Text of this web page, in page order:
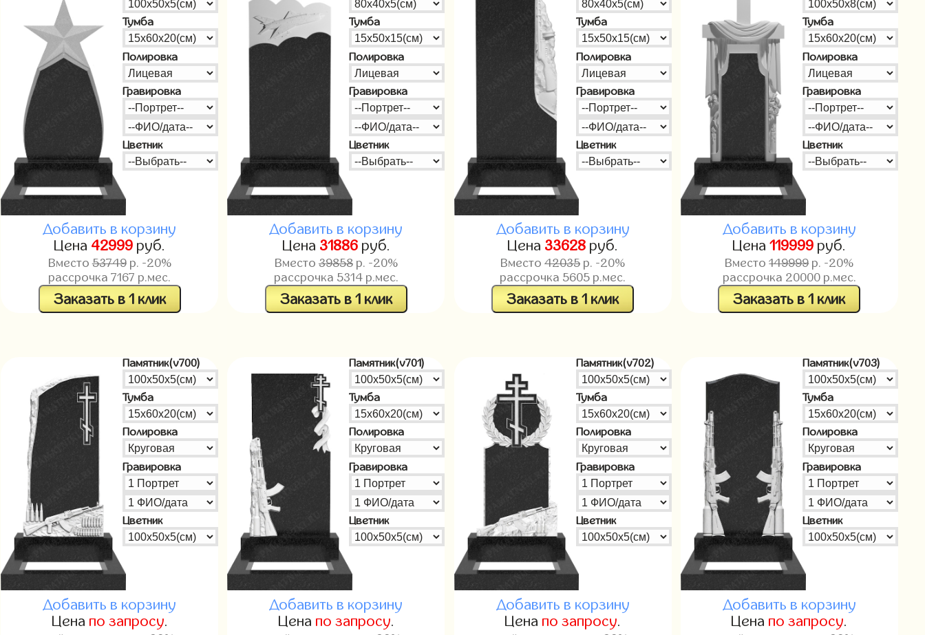
Тумба
Полировка
Гравировка
Цветник
Добавить в корзину
Цена 42999 руб.
Вместо53749р. -20%
рассрочка7167 р.мес.
Заказать в 1 клик
Тумба
Полировка
Гравировка
Цветник
Добавить в корзину
Цена 31886руб.
Вместо 39858р. -20%
рассрочка 5314р.мес.
Заказать в 1 клик
Тумба
Полировка
Гравировка
Цветник
Добавить в корзину
Цена 33628 руб.
Вместо42035 р. -20%
рассрочка 5605 р.мес.
Заказать в 1 клик
Тумба
Полировка
Гравировка
Цветник
Добавить в корзину
Цена119999 руб.
Вместо149999р. -20%
рассрочка 20000р.мес.
Заказать в 1 клик
Памятник(v700)
Тумба
Полировка
Гравировка
Цветник
Добавить в корзину
Цена по запросу.
Памятник(v701)
Тумба
Полировка
Гравировка
Цветник
Добавить в корзину
Цена по запросу.
Памятник(v702)
Тумба
Полировка
Гравировка
Цветник
Добавить в корзину
Цена по запросу.
Памятник(v703)
Тумба
Полировка
Гравировка
Цветник
Добавить в корзину
Цена по запросу.